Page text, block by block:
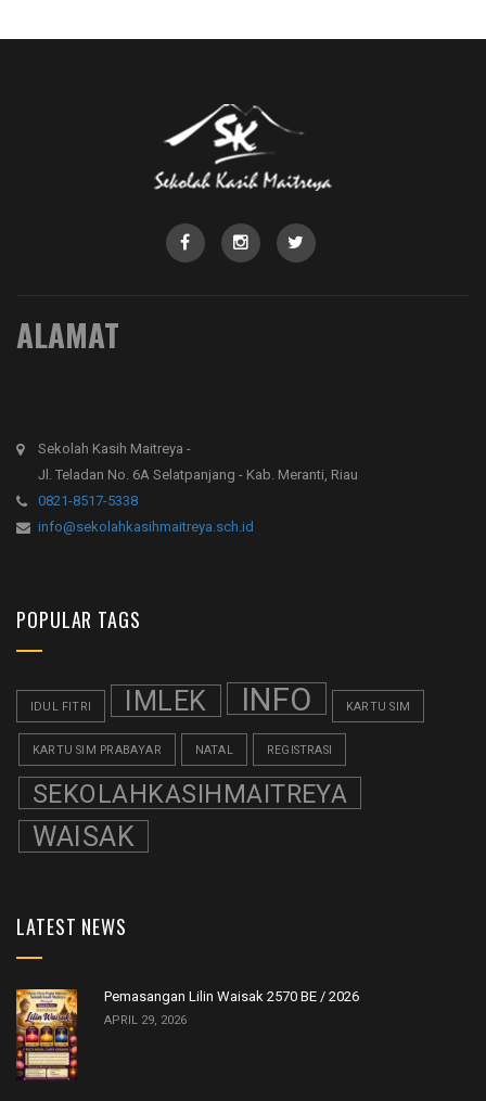
ALAMAT
Sekolah Kasih Maitreya -
Jl. Teladan No. 6A Selatpanjang - Kab. Meranti, Riau
0821-8517-5338
info@sekolahkasihmaitreya.sch.id
POPULAR TAGS
IDUL FITRI IMLEK INFO KARTU SIM
KARTU SIM PRABAYAR NATAL REGISTRASI
SEKOLAHKASIHMAITREYA
WAISAK
LATEST NEWS
Pemasangan Lilin Waisak 2570 BE / 2026
APRIL 29, 2026